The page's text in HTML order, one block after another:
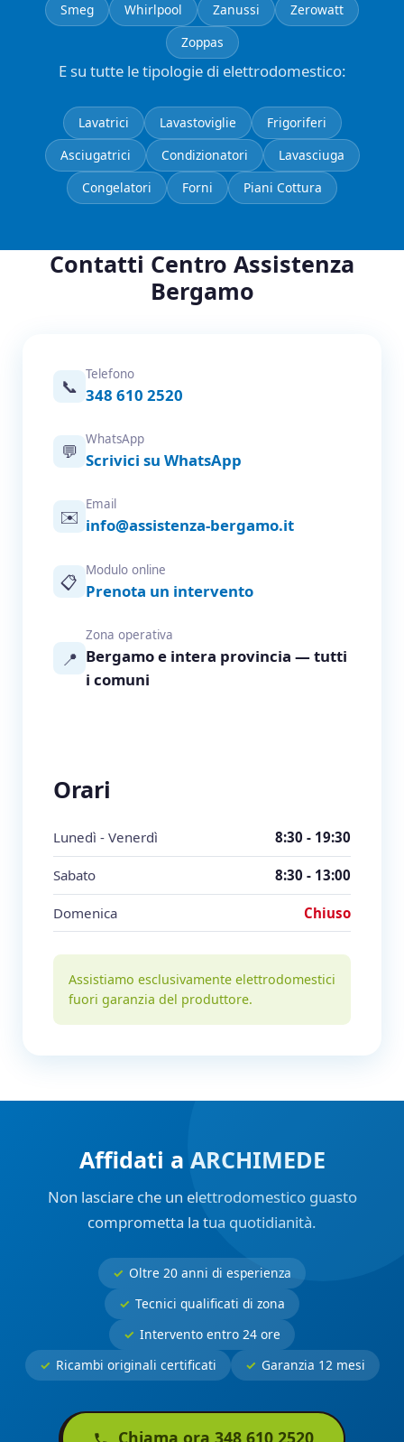
Smeg
Whirlpool Zanussi
Zerowatt
Zoppas
E su tutte le tipologie di elettrodomestico:
Lavatrici Lavastoviglie
Frigoriferi
Asciugatrici
Condizionatori
Lavasciuga
Congelatori
Forni Piani Cottura
Contatti Centro Assistenza
Bergamo
📞
Telefono
348 610 2520
💬
WhatsApp
Scrivici su WhatsApp
✉️
Email
info@assistenza-bergamo.it
📋
Modulo online
Prenota un intervento
📍
Zona operativa
Bergamo e intera provincia — tutti
i comuni
Orari
Lunedì - Venerdì 8:30 - 19:30
Sabato 8:30 - 13:00
Domenica Chiuso
Assistiamo esclusivamente elettrodomestici
fuori garanzia del produttore.
Affidati a ARCHIMEDE
Non lasciare che un elettrodomestico guasto
comprometta la tua quotidianità.
Oltre 20 anni di esperienza
Tecnici qualificati di zona
Intervento entro 24 ore
Ricambi originali certificati
Garanzia 12 mesi